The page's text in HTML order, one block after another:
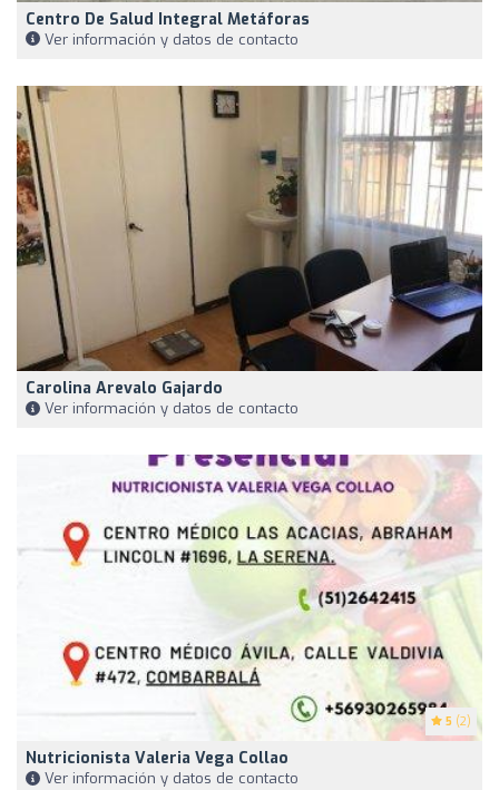
Centro De Salud Integral Metáforas
Ver información y datos de contacto
Carolina Arevalo Gajardo
Ver información y datos de contacto
5 (2)
Nutricionista Valeria Vega Collao
Ver información y datos de contacto